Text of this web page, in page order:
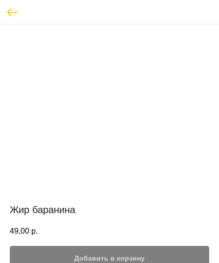
Жир баранина
49,00 р.
Добавить в корзину